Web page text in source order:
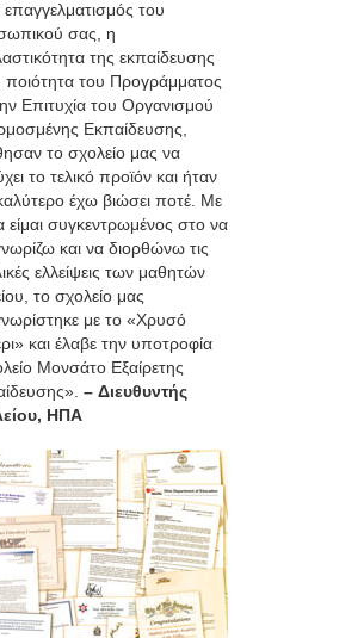
επαγγελματισμός του
σας, η
της εκπαίδευσης
ποιότητα του Προγράμματος
Επιτυχία του Οργανισμού
Εκπαίδευσης,
το σχολείο μας να
το τελικό προϊόν και ήταν
έχω βιώσει ποτέ. Με
είμαι συγκεντρωμένος στο να
και να διορθώνω τις
ελλείψεις των μαθητών
το σχολείο μας
με το «Χρυσό
και έλαβε την υποτροφία
Μονσάτο Εξαίρετης
– Διευθυντής
ΗΠΑ